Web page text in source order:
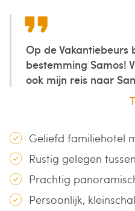
Op de
bestemming Samos!
ook mijn reis naar
Geliefd familiehotel
Rustig gelegen
Prachtig
Persoonlijk,